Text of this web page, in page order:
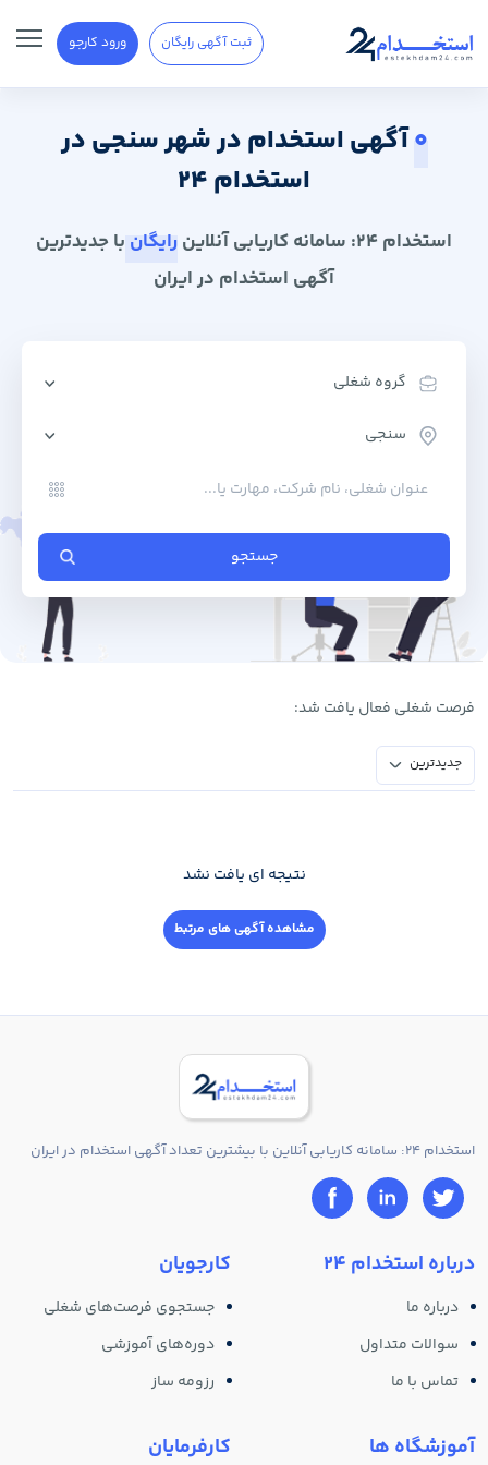
ثبت آگهی رایگان ورود کارجو
0آگهی استخدام در شهر سنجی در
استخدام 24
استخدام 24: سامانه کاریابی آنلاین رایگان با جدیدترین
آگهی استخدام در ایران
گروه شغلی
سنجی
جستجو
فرصت ‌شغلی فعال یافت شد:
جدیدترین
نتیجه ای یافت نشد
مشاهده آگهی های مرتبط
استخدام 24: سامانه کاریابی آنلاین با بیشترین تعداد آگهی استخدام در ایران
درباره استخدام 24
درباره ما
سوالات متداول
تماس با ما
آموزشگاه ها
کارجویان
جستجوی فرصت‌های شغلی
دوره‌های آموزشی
رزومه ساز
کارفرمایان